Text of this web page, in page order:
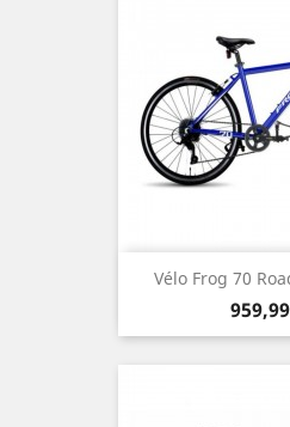
Vélo Frog 70
Prix